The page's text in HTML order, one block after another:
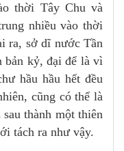
thời Tây Chu và
nhiều vào thời
ra, sở dĩ nước Tần
bản kỷ, đại để là vì
hầu hầu hết đều
cũng có thể là
thành một thiên
tách ra như vậy.